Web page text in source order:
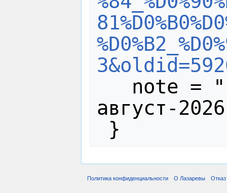
август-
Политика конфиденциальности О Лазаревы Отказ